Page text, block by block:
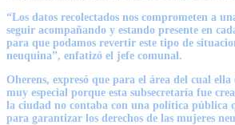
“Los datos recolectados nos comprometen a
seguir acompañando y estando presente en
para que podamos revertir este tipo de
neuquina”, enfatizó el jefe comunal.
Oherens, expresó que para el área del cual ella
muy especial porque esta subsecretaría fue
la ciudad no contaba con una política pública
para garantizar los derechos de las mujeres